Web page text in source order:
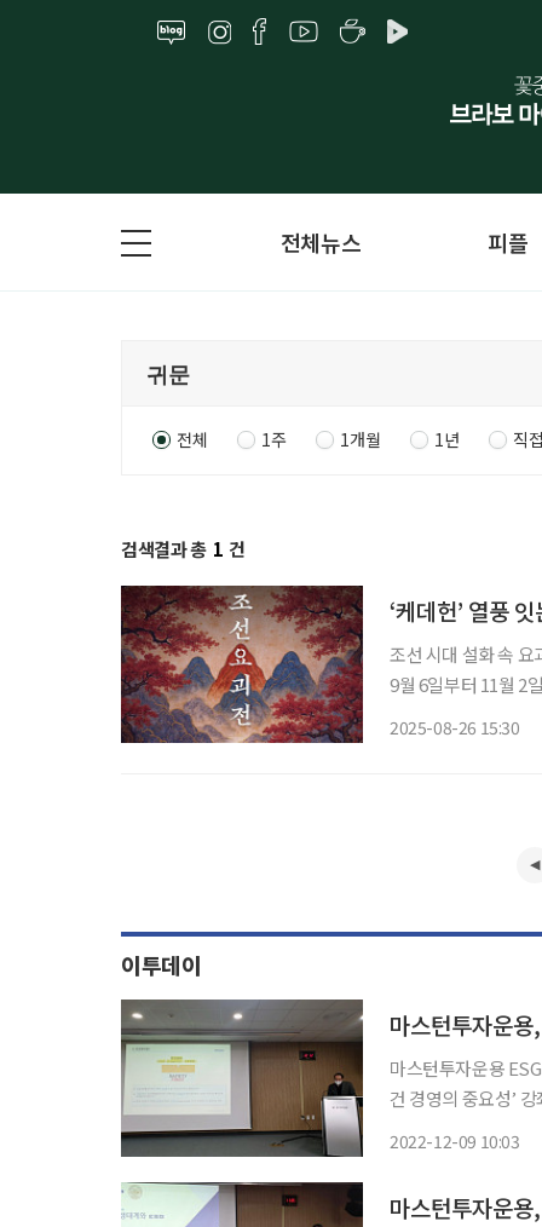
전체뉴스 피플
전체 1주 1개월 1년 직
검색결과 총 1 건
‘케데헌’ 열풍
조선 시대 설화 속 요
9월 6일부터 11월 2일까지 서울 홍대
2025-08-26 15:30
이투데이
마스턴투자운용
마스턴투자운용
건 경영의 중요성’ 강좌를 진행했다
2022-12-09 10:03
마스턴투자운용